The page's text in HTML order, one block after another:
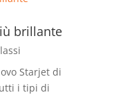
brillante
Starjet di
i tipi di